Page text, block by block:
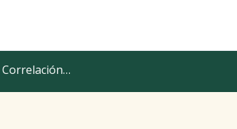
Correlación de conceptos y campos